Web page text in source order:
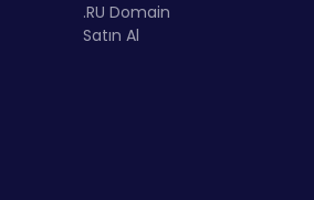
.RU Domain
Satın Al